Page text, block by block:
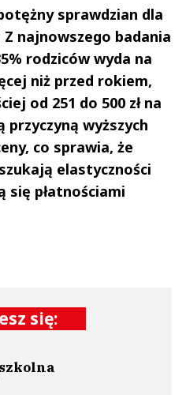
sprawdzian dla
najnowszego badania
rodziców wyda na
niż przed rokiem,
od 251 do 500 zł na
przyczyną wyższych
co sprawia, że
elastyczności
się płatnościami
się: